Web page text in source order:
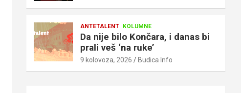
ANTETALENT KOLUMNE
Da nije bilo Končara, i danas bi
prali veš ‘na ruke’
9 kolovoza, 2026 Budica Info